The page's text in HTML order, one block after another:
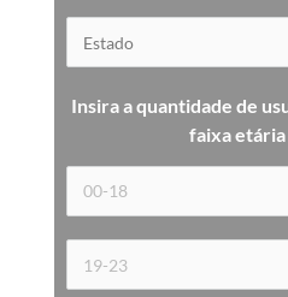
faixa etária